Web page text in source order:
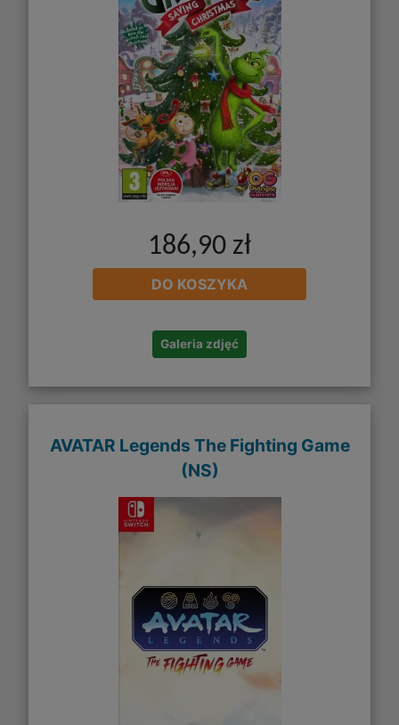
186,90 zł
DO KOSZYKA
Galeria zdjęć
AVATAR Legends The Fighting Game
(NS)